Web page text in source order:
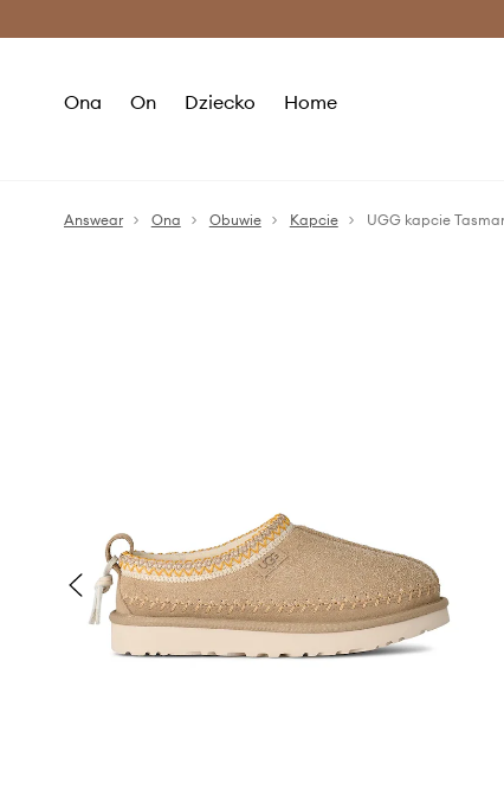
Ona On Dziecko Home
Answear Ona Obuwie Kapcie UGG kapcie